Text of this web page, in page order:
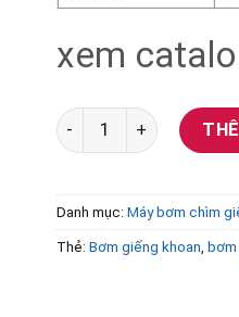
xem
Bơm chìm giếng khoan
Danh mục: Máy bơm chìm
Thẻ: Bơm giếng khoan